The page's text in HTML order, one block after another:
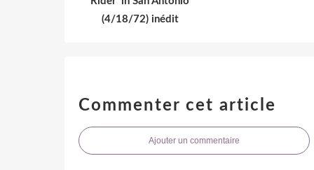
(4/18/72) inédit
Commenter cet article
Ajouter un commentaire